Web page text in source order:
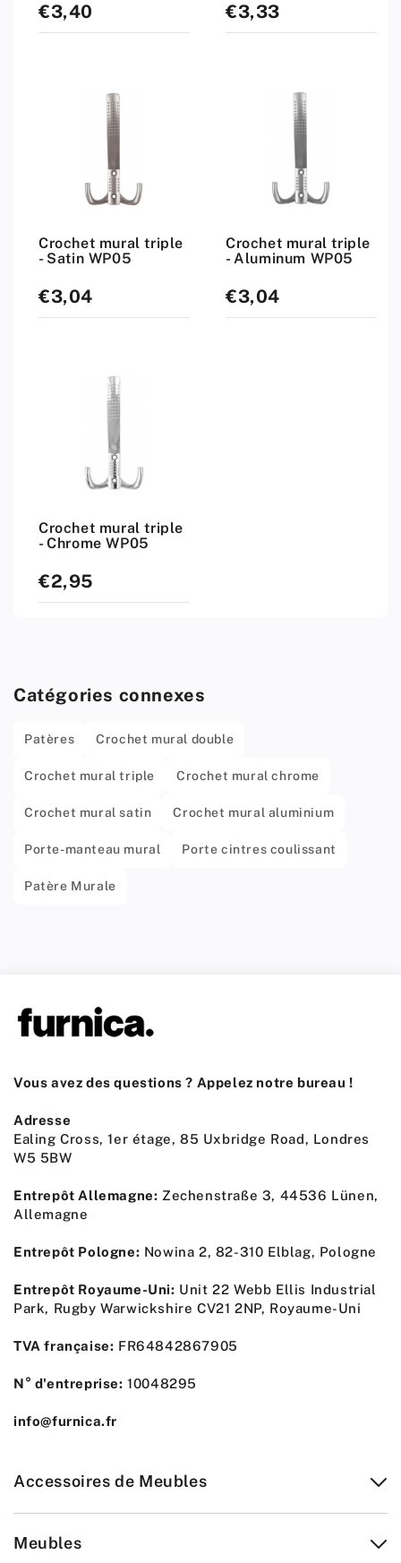
Prix
standard
€3,40
Prix
standard
€3,33
Crochet mural triple
- Satin WP05
Prix
standard
€3,04
Crochet mural triple
- Aluminum WP05
Prix
standard
€3,04
Crochet mural triple
- Chrome WP05
Prix
standard
€2,95
Catégories connexes
Patères Crochet mural double
Crochet mural triple Crochet mural chrome
Crochet mural satin Crochet mural aluminium
Porte-manteau mural Porte cintres coulissant
Patère Murale
Vous avez des questions ? Appelez notre bureau !
Adresse
Ealing Cross, 1er étage, 85 Uxbridge Road, Londres
W5 5BW
Entrepôt Allemagne: Zechenstraße 3, 44536 Lünen,
Allemagne
Entrepôt Pologne: Nowina 2, 82-310 Elblag, Pologne
Entrepôt Royaume-Uni: Unit 22 Webb Ellis Industrial
Park, Rugby Warwickshire CV21 2NP, Royaume-Uni
TVA française: FR64842867905
N° d'entreprise: 10048295
info@furnica.fr
Accessoires de Meubles
Meubles